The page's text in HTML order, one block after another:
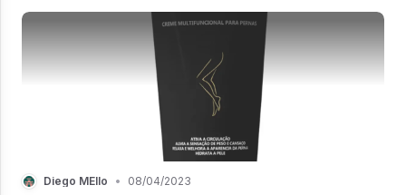
Diego MEllo • 08/04/2023